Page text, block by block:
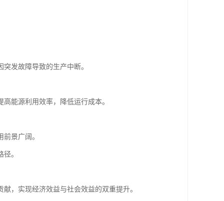
发故障导致的生产中断。
能源利用效率，降低运行成本。
景广阔。
。
，实现经济效益与社会效益的双重提升。